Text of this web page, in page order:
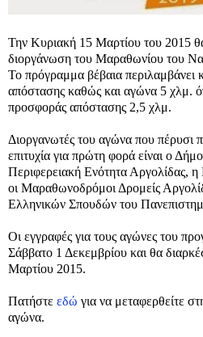
Την Κυριακή 15 Μαρτίου του 2015
διοργάνωση του Μαραθωνίου του
Το πρόγραμμα βέβαια περιλαμβάνει
απόστασης καθώς και αγώνα 5 χλμ.
προσφοράς απόστασης 2,5 χλμ.
Διοργανωτές του αγώνα που πέρυσι
επιτυχία για πρώτη φορά είναι ο
Περιφερειακή Ενότητα
οι Μαραθωνοδρόμοι Δρομείς
Ελληνικών Σπουδών του
Oι εγγραφές για τους αγώνες του
Σάββατο 1 Δεκεμβρίου και θα
Μαρτίου 2015.
Πατήστε εδώ για να μεταφερθείτε
αγώνα.